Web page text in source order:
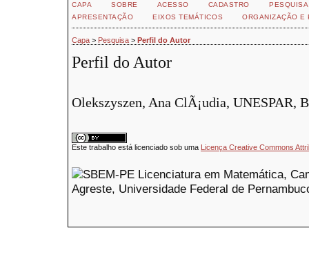
CAPA SOBRE ACESSO CADASTRO
PESQUISA
APRESENTAÇÃO
EIXOS TEMÁTICOS ORGANIZAÇÃO E
Capa > Pesquisa > Perfil do Autor
Perfil do Autor
Olekszyszen, Ana ClÃ¡udia, UNESPAR,
Este trabalho está licenciado sob uma Licença Creative Commons